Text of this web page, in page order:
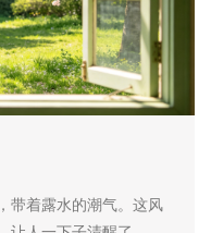
带着露水的潮气。这风